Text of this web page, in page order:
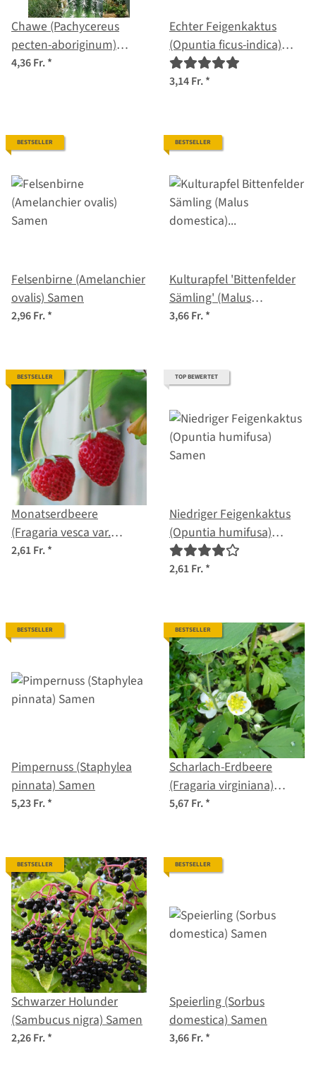
Chawe (Pachycereus
pecten-aboriginum)
Samen
4,36 Fr.*
Echter Feigenkaktus
(Opuntia ficus-indica)
Samen
3,14 Fr.*
BESTSELLER
Felsenbirne (Amelanchier
ovalis) Samen
2,96 Fr.*
BESTSELLER
Kulturapfel 'Bittenfelder
Sämling' (Malus
domestica) Samen
3,66 Fr.*
BESTSELLER
Monatserdbeere
(Fragaria vesca var.
semperflorens) Bio
2,61 Fr.*
TOP BEWERTET
Niedriger Feigenkaktus
(Opuntia humifusa)
Samen
2,61 Fr.*
BESTSELLER
Pimpernuss (Staphylea
pinnata) Samen
5,23 Fr.*
BESTSELLER
Scharlach-Erdbeere
(Fragaria virginiana)
Samen
5,67 Fr.*
BESTSELLER
Schwarzer Holunder
(Sambucus nigra) Samen
2,26 Fr.*
BESTSELLER
Speierling (Sorbus
domestica) Samen
3,66 Fr.*